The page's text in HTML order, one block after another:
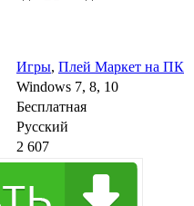
Игры, Плей Маркет на ПК
Windows 7, 8, 10
Бесплатная
Русский
2 607